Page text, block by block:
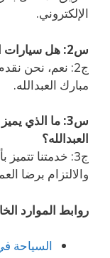
الإلكتروني.
س2: هل سيارات الأجرة متاحة على مدار الساعة؟
مبارك العبدالله.
س3: ما الذي
العبدالله؟
ج3: خدمتنا
والالتزام برضا
روابط الموارد
السياحة